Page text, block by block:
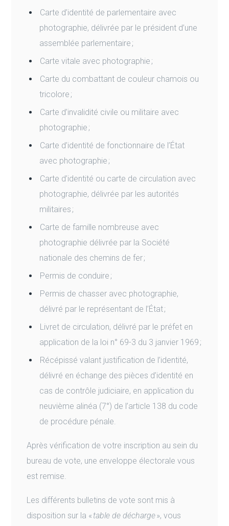
Carte d’identité de parlementaire avec
photographie, délivrée par le président d’une
assemblée parlementaire ;
Carte vitale avec photographie ;
Carte du combattant de couleur chamois ou
tricolore ;
Carte d’invalidité civile ou militaire avec
photographie ;
Carte d’identité de fonctionnaire de l’État
avec photographie ;
Carte d’identité ou carte de circulation avec
photographie, délivrée par les autorités
militaires ;
Carte de famille nombreuse avec
photographie délivrée par la Société
nationale des chemins de fer ;
Permis de conduire ;
Permis de chasser avec photographie,
délivré par le représentant de l’État ;
Livret de circulation, délivré par le préfet en
application de la loi n° 69-3 du 3 janvier 1969 ;
Récépissé valant justification de l’identité,
délivré en échange des pièces d’identité en
cas de contrôle judiciaire, en application du
neuvième alinéa (7°) de l’article 138 du code
de procédure pénale.
Après vérification de votre inscription au sein du
bureau de vote, une enveloppe électorale vous
est remise.
Les différents bulletins de vote sont mis à
disposition sur la « table de décharge», vous